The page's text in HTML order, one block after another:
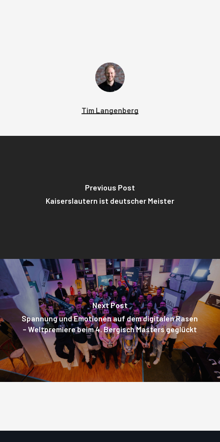
Tim Langenberg
Previous Post
Kaiserslautern ist deutscher Meister
Next Post
Spannung und Emotionen auf dem digitalen Rasen
– Weltpremiere beim 4. Bergisch Masters geglückt